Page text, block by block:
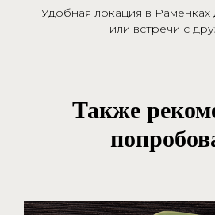
Удобная локация в Раменках
или встречи с
Также